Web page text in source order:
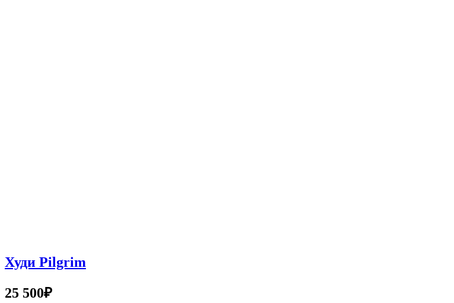
Худи Pilgrim
25 500₽